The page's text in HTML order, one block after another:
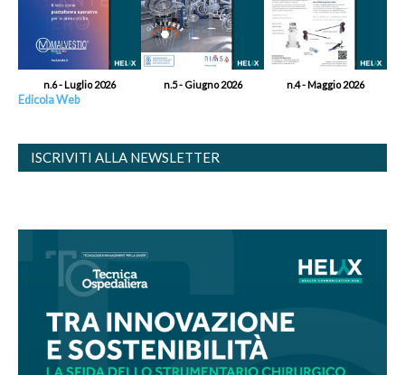
n.6 - Luglio 2026 n.5 - Giugno 2026 n.4 - Maggio 2026
Edicola Web
ISCRIVITI ALLA NEWSLETTER